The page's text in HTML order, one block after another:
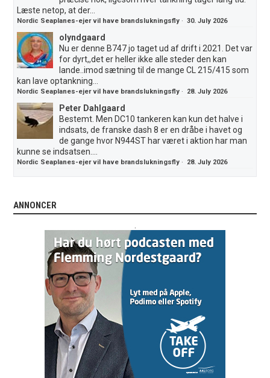
Læste netop, at der...
Nordic Seaplanes-ejer vil have brandslukningsfly ·30. July 2026
olyndgaard
Nu er denne B747 jo taget ud af drift i 2021. Det var
for dyrt,,det er heller ikke alle steder den kan
lande..imod sætning til de mange CL 215/415 som
kan lave optankning...
Nordic Seaplanes-ejer vil have brandslukningsfly · 28. July 2026
Peter Dahlgaard
Bestemt. Men DC10 tankeren kan kun det halve i
indsats, de franske dash 8 er en dråbe i havet og
de gange hvor N944ST har været i aktion har man
kunne se indsatsen....
Nordic Seaplanes-ejer vil have brandslukningsfly · 28. July 2026
ANNONCER